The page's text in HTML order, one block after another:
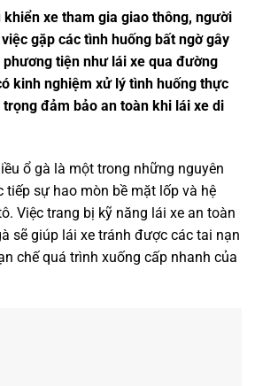
xe tham gia giao thông, người
gặp các tình huống bất ngờ gây
tiện như lái xe qua đường
kinh nghiệm xử lý tình huống thực
đảm bảo an toàn khi lái xe di
ổ gà là một trong những nguyên
tiếp sự hao mòn bề mặt lốp và hệ
Việc trang bị kỹ năng lái xe an toàn
sẽ giúp lái xe tránh được các tai nạn
chế quá trình xuống cấp nhanh của